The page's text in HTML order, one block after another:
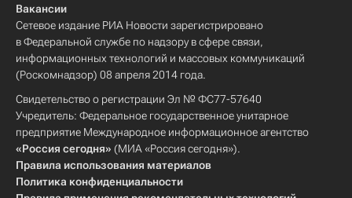
Вакансии
Сетевое издание РИА Новости зарегистрировано
в Федеральной службе по надзору в сфере связи,
информационных технологий и массовых коммуникаций
(Роскомнадзор) 08 апреля 2014 года.
Свидетельство о регистрации Эл № ФС77-57640
Учредитель: Федеральное государственное унитарное
предприятие Международное информационное агентство
«Россия сегодня» (МИА «Россия сегодня»).
Правила использования материалов
Политика конфиденциальности